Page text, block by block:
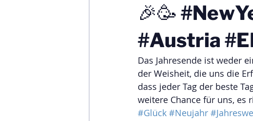
🎉🥳
#Austria
Das Jahresende ist weder
der Weisheit, die uns die
dass jeder Tag der beste
weitere Chance für uns, es
#Glück #Neujahr